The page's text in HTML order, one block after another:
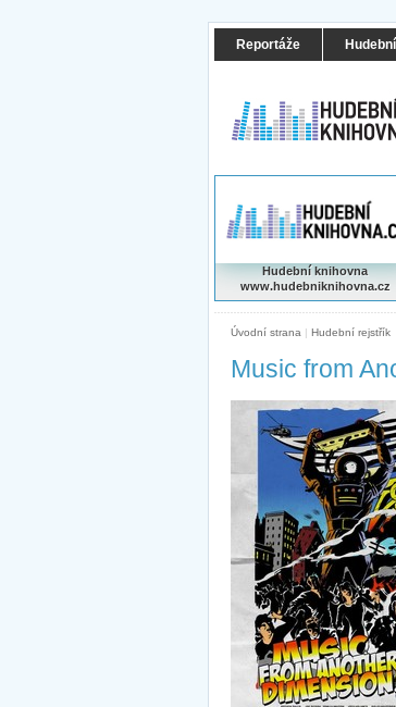
Reportáže
Hudební knihovna
www.hudebniknihovna.cz
Úvodní strana | Hudební rejstřík
Music from